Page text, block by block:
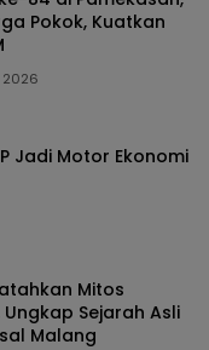
Pokok, Kuatkan
2026
Jadi Motor Ekonomi
Mitos
Ungkap Sejarah Asli
Malang